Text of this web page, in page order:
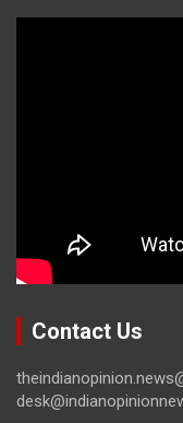
Contact Us